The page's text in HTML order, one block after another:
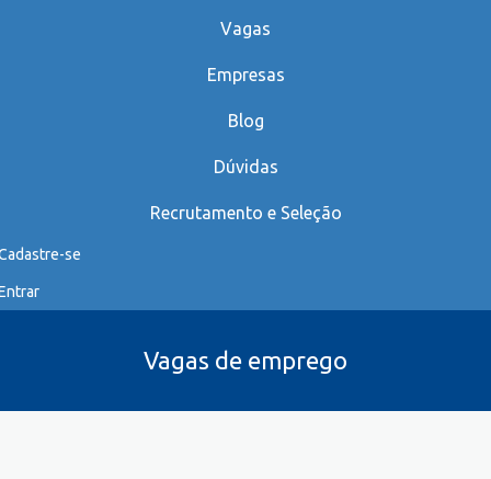
Vagas
Empresas
Blog
Dúvidas
Recrutamento e Seleção
se
Vagas de emprego